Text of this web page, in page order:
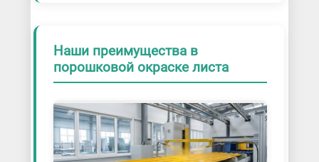
Наши преимущества в
порошковой окраске листа